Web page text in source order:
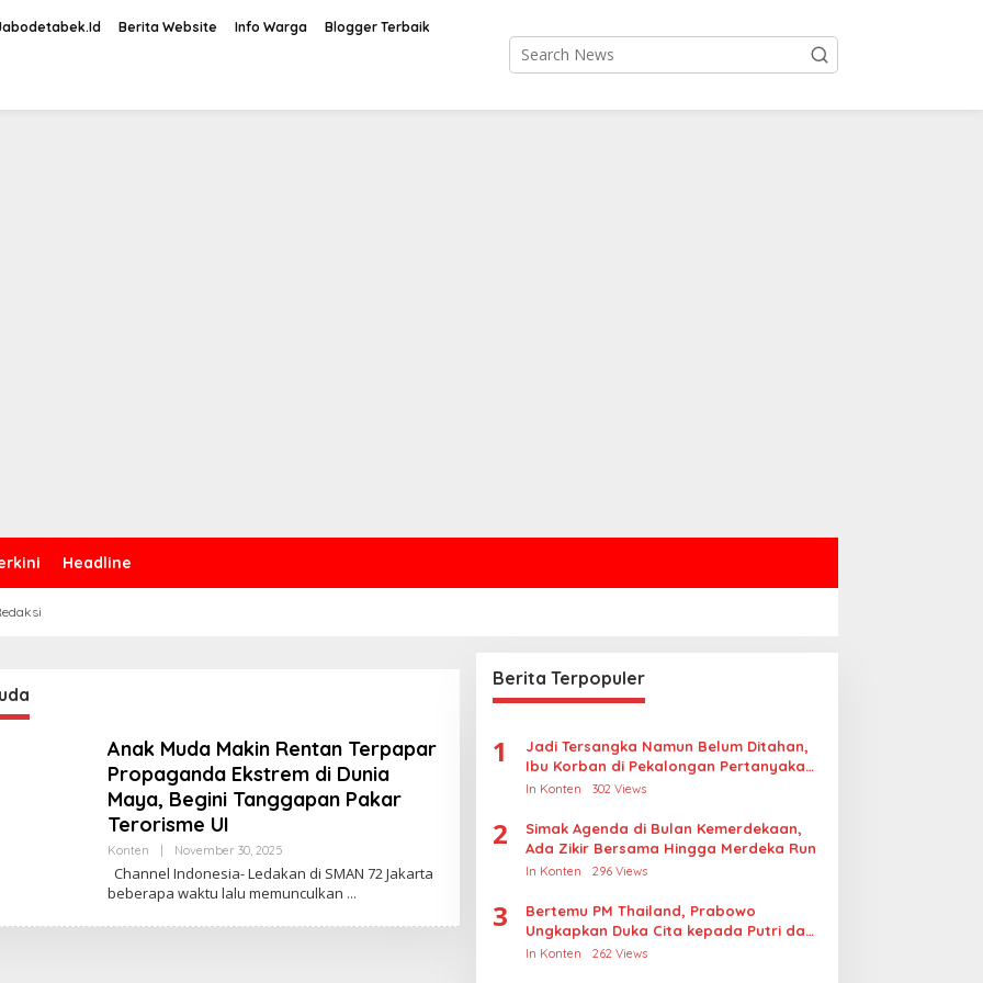
Berita Website Info Warga Blogger Terbaik
Headline
Anak Muda Makin Rentan Terpapar
Propaganda Ekstrem di Dunia
Maya, Begini Tanggapan Pakar
Terorisme UI
Konten November 30, 2025
Y
C
H
N
Channel Indonesia- Ledakan di SMAN 72 Jakarta
beberapa waktu lalu memunculkan
Berita Terpopuler
1
Jadi Tersangka Namun Belum Ditahan,
Ibu Korban di Pekalongan Pertanyakan
Keseriusan Polisi Tangani Kasus
In Konten 302 Views
2
Simak Agenda di Bulan Kemerdekaan,
Ada Zikir Bersama Hingga Merdeka Run
In Konten 296 Views
3
Bertemu PM Thailand, Prabowo
Ungkapkan Duka Cita kepada Putri dan
Selamat Ulang Tahun ke Raja Thailand
In Konten 262 Views